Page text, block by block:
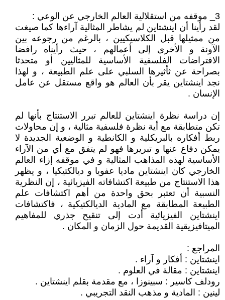
3_ موقفه من استقلالية العالم الخارجي عن الوعي :
لقد رأينا أن اينشتاين لم يشاطر المثالية آراءها كما صيغت
من ممثيلها قبل الكلاسيكيين ، بالرغم من رجوعه بين
الآونة و الأخرى إلى أعمالهم ، حيث رأيناه رافضا
الافتراضات الفلسفية الأساسية للمثاليين أو متحدثا
بصراحة عن ثأثيرها السلبي على علم الطبيعة ، و لهذا
نجد اينشتاين يقر بأن العالم هو واقع مستقل عن عامل
الإنسان .
إن دراسة نظرة اينشتاين للعالم تبرر الاستنتاج بأنها لم
تكن متطابقة مع أية نظرة فلسفية مثالية ، و إن محاولات
ربط أفكاره بالبريكلية و الكانطية و الوضعية الجديدة لا
يمكن دفاع عنها و تبريرها فهو لم يتفق مع أي من الآراء
الأساسية لهذه المذاهب المثالية و في موقفه إزاء العالم
الخارجي كان اينشتاين ماديا عفويا و ديالكتيكيا ، و يظهر
هذا الاستنتاج من طبيعة اكتشافاته الفيزيائية ، إن النظرية
النسبية أن تعتبر بحق واحدة من أهم اكتشافات علم
الطبيعة المطابقة مع المادية الديالكتيكية ، فاكتشافات
اينشتاين الفيزيائية أدت إلى تنقيح جذري للمفاهيم
الميتافيزيقية القديمة حول الزمان و المكان .
المراجع :
اينشتاين : أفكار و آراء .
اينشتاين : مقالة في العلوم .
رودلف كاسير : سبينوزا ، مع مقدمة بقلم اينشتاين .
لينين : المادية و مذهب النقد التجريبي .